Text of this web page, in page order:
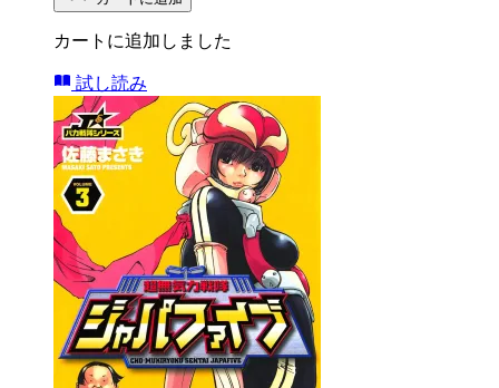
カートに追加しました
試し読み